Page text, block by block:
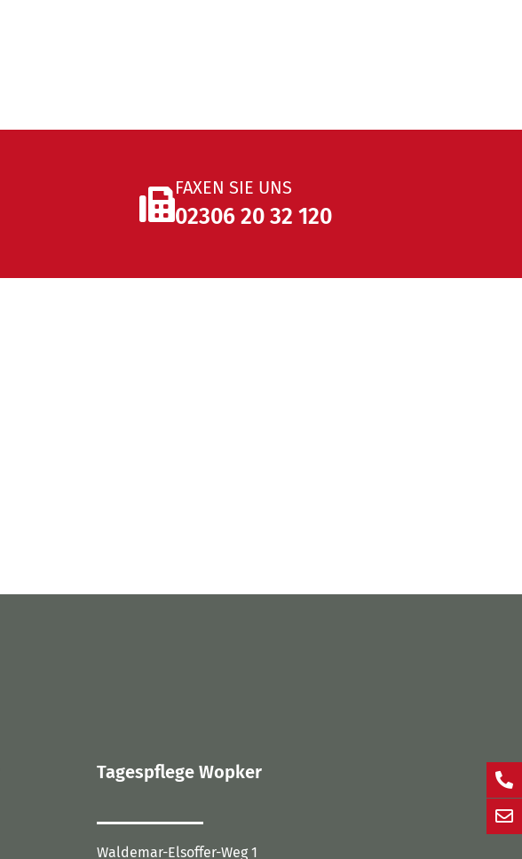
FAXEN SIE UNS
02306 20 32 120
Tagespflege Wopker
Waldemar-Elsoffer-Weg 1